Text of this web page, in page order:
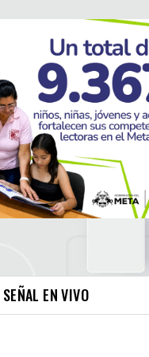
SEÑAL EN VIVO